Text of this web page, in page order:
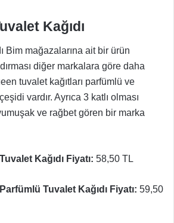
Kağıdı
Bim mağazalarına ait bir ürün
diğer markalara göre daha
tuvalet kağıtları parfümlü ve
vardır. Ayrıca 3 katlı olması
ve rağbet gören bir marka
Kağıdı Fiyatı: 58,50 TL
Tuvalet Kağıdı Fiyatı: 59,50